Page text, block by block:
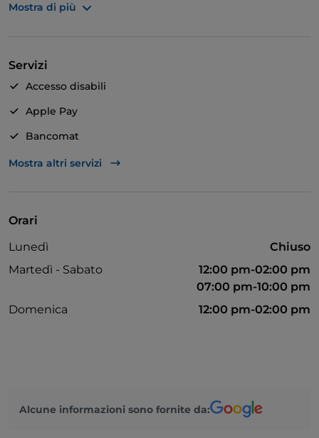
personale e curata cantina di vini e liquori.
Mostra di più
Servizi
Accesso disabili
Apple Pay
Bancomat
Pagamento con Satispay
Mostra altri servizi
Orari
Lunedì
Chiuso
Martedì - Sabato
12:00 pm-02:00 pm
07:00 pm-10:00 pm
Domenica
12:00 pm-02:00 pm
Alcune informazioni sono fornite da: